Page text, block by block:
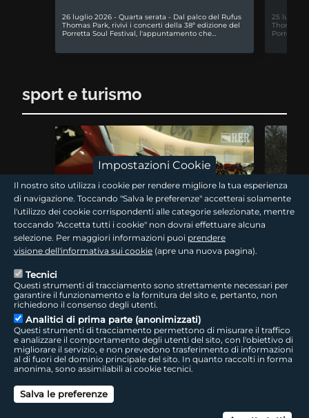
26 luglio 2026 - Quarta serata - Dal palco del Rufus
Thomas Park, rivivi i concerti della 38ª edizione del
Porretta Soul Festival, l'appuntamento che…
25 luglio
Thomas
Porretta
sport e turismo
15 min
Traguardi! Il filo rosso
Nel centenario Ducati il WDW accende Misano e la
Romagna dei motori. Seguendo le tracce di questa
storia si risale alla Bologna industriale, tra…
La
giovani
Impostazioni Cookie
Il nostro sito utilizza i cookie per rendere migliore la tua esperienza
di navigazione. Toccando "Salva le preferenze" accetterai solamente
l'utilizzo dei cookie corrispondenti alle categorie selezionate, mentre
toccando "Accetta tutti i cookie" non dovrai effettuare alcuna
selezione. Per maggiori informazioni puoi prendere
visione dell'informativa sui cookie (apre una nuova pagina).
Tecnici
Questi strumenti di tracciamento sono strettamente necessari per
garantire il funzionamento e la fornitura del sito e, pertanto, non
richiedono il consenso degli utenti.
Analitici di prima parte (anonimizzati)
Questi strumenti di tracciamento permettono di misurare il traffico
e analizzare il comportamento degli utenti del sito, con l'obiettivo di
migliorare il servizio, e non prevedono trasferimento di informazioni
al di fuori del dominio principale del sito. In quanto raccolti in forma
anonima, sono assimilabili ai cookie tecnici.
Salva le preferenze